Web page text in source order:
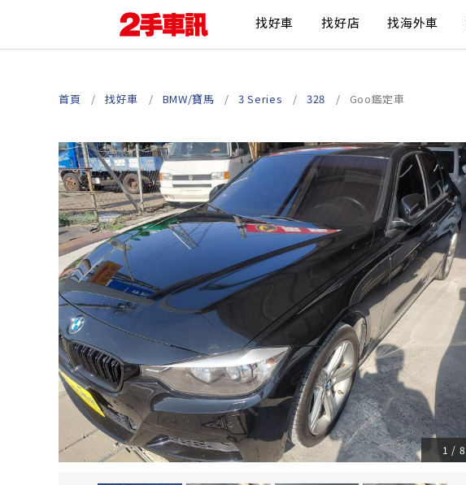
找好車 找好店 找海外車
首頁 找好車 BMW/寶馬 3 Series 328 Goo鑑定車
1 / 8